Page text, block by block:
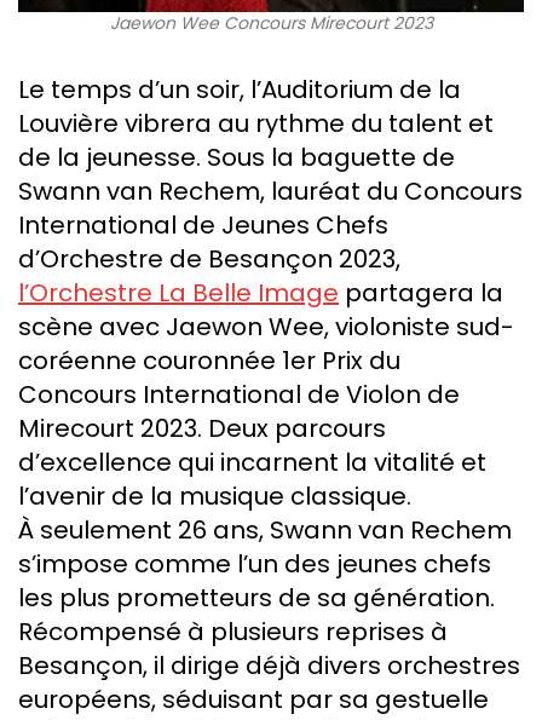
Jaewon Wee Concours Mirecourt 2023
Le temps d’un soir, l’Auditorium de la
Louvière vibrera au rythme du talent et
de la jeunesse. Sous la baguette de
Swann van Rechem, lauréat du Concours
International de Jeunes Chefs
d’Orchestre de Besançon 2023,
l’Orchestre La Belle Image partagera la
scène avec Jaewon Wee, violoniste sud-
coréenne couronnée 1er Prix du
Concours International de Violon de
Mirecourt 2023. Deux parcours
d’excellence qui incarnent la vitalité et
l’avenir de la musique classique.
À seulement 26 ans, Swann van Rechem
s’impose comme l’un des jeunes chefs
les plus prometteurs de sa génération.
Récompensé à plusieurs reprises à
Besançon, il dirige déjà divers orchestres
européens, séduisant par sa gestuelle